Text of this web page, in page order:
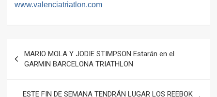
www.valenciatriatlon.com
de
entradas
MARIO MOLA Y JODIE STIMPSON Estarán en el
GARMIN BARCELONA TRIATHLON
ESTE FIN DE SEMANA TENDRÁN LUGAR LOS REEBOK